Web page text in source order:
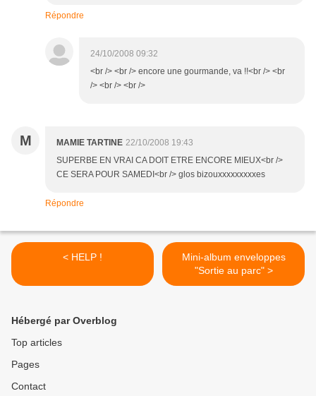
Répondre
24/10/2008 09:32
<br /> <br /> encore une gourmande, va !!<br /> <br
/> <br /> <br />
M MAMIE TARTINE 22/10/2008 19:43
SUPERBE EN VRAI CA DOIT ETRE ENCORE MIEUX<br />
CE SERA POUR SAMEDI<br /> glos bizouxxxxxxxxxes
Répondre
< HELP !
Mini-album enveloppes
"Sortie au parc" >
Hébergé par Overblog
Top articles
Pages
Contact